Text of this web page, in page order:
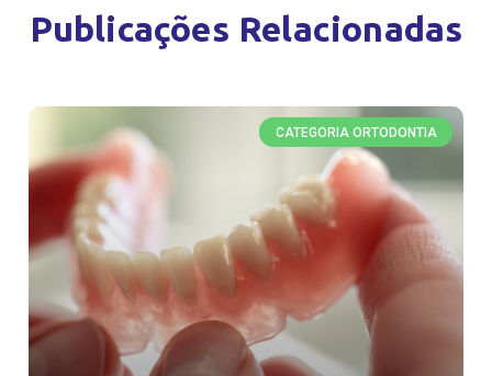
Publicações Relacionadas
CATEGORIA ORTODONTIA